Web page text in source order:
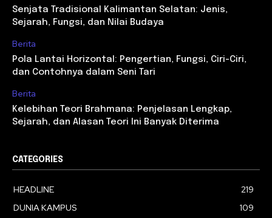
Senjata Tradisional Kalimantan Selatan: Jenis,
Sejarah, Fungsi, dan Nilai Budaya
Berita
Pola Lantai Horizontal: Pengertian, Fungsi, Ciri-Ciri,
dan Contohnya dalam Seni Tari
Berita
Kelebihan Teori Brahmana: Penjelasan Lengkap,
Sejarah, dan Alasan Teori Ini Banyak Diterima
CATEGORIES
HEADLINE
219
DUNIA KAMPUS
109